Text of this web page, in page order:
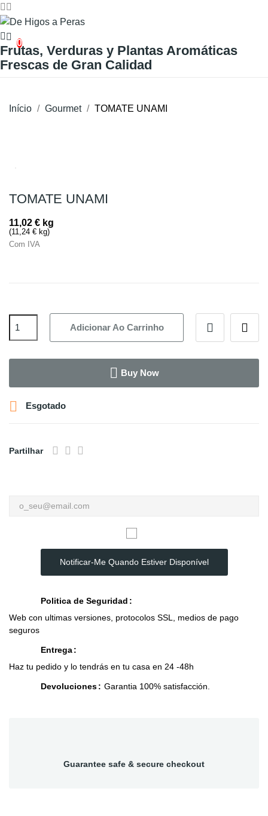
0
Frutas, Verduras y Plantas Aromáticas
Frescas de Gran Calidad
Início Gourmet TOMATE UNAMI
TOMATE UNAMI
11,02 € kg
(11,24 € kg)
Com IVA
Adicionar Ao Carrinho
Buy Now
 Esgotado
Partilhar
Notificar-Me Quando Estiver Disponível
Politica de Seguridad
Web con ultimas versiones, protocolos SSL, medios de pago
seguros
Entrega
Haz tu pedido y lo tendrás en tu casa en 24 -48h
Devoluciones Garantia 100% satisfacción.
Guarantee safe & secure checkout